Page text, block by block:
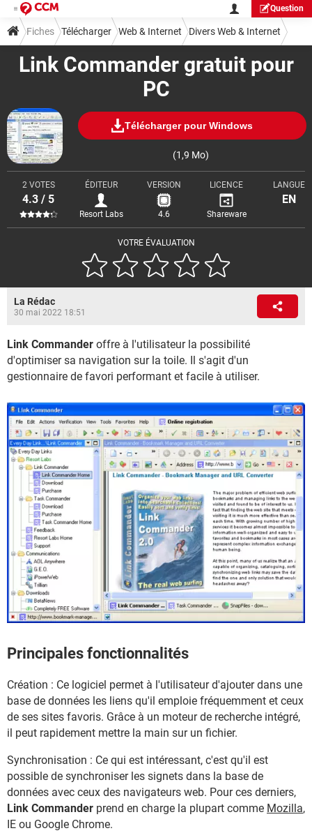
Question
Link Commander gratuit pour
PC
Télécharger pour Windows
(1,9 Mo)
VOTRE ÉVALUATION
2 VOTES
4.3 / 5
ÉDITEUR
Resort Labs
VERSION
4.6
LICENCE
Shareware
LANGUE
EN
Fiches Télécharger Web & Internet Divers Web & Internet
La Rédac
30 mai 2022 18:51
Link Commander offre à l'utilisateur la possibilité
d'optimiser sa navigation sur la toile. Il s'agit d'un
gestionnaire de favori performant et facile à utiliser.
Principales fonctionnalités
Création : Ce logiciel permet à l'utilisateur d'ajouter dans une
base de données les liens qu'il emploie fréquemment et ceux
de ses sites favoris. Grâce à un moteur de recherche intégré,
il peut rapidement mettre la main sur un fichier.
Synchronisation : Ce qui est intéressant, c'est qu'il est
possible de synchroniser les signets dans la base de
données avec ceux des navigateurs web. Pour ces derniers,
Link Commander prend en charge la plupart comme Mozilla,
IE ou Google Chrome.